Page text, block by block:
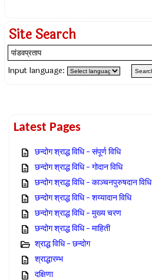
Site Search
Input language:
Latest Pages
छन्दोग श्राद्ध विधि – संपूर्ण विधि
छन्दोग श्राद्ध विधि – गोदान विधि
छन्दोग श्राद्ध विधि – काञ्चनपुरुषदान विधि
छन्दोग श्राद्ध विधि – शय्यादान विधि
छन्दोग श्राद्ध विधि – मुख्य चरण
छन्दोग श्राद्ध विधि – माहिती
श्राद्ध विधि – छन्दोग
श्राद्धारम्भ
दक्षिणा